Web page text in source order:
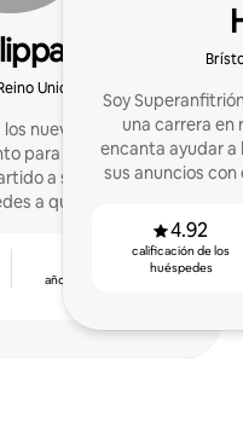
Unido
nuevos anfitriones a
para los huéspedes y
a su propiedad.
a que vuelvan con
años de experiencia
Soy
una carrera en
encanta ayudar
sus anuncios
4.92
calificación de los
huéspedes